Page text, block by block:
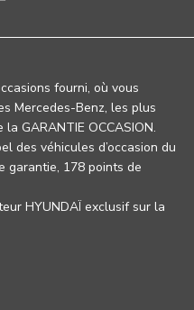
fourni, où vous
Mercedes-Benz, les plus
GARANTIE OCCASION.
des véhicules d’occasion du
garantie, 178 points de
HYUNDAÏ exclusif sur la